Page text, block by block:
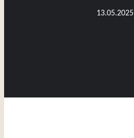
13.05.2025